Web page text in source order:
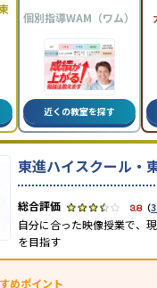
個別指導WAM（ワム）
近くの教室を探す
東進ハイスクール・
3.8（
自分に合った映像授業で、
を目指す
めポイント